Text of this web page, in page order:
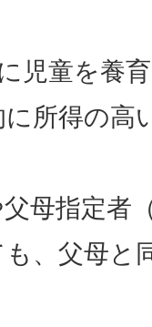
児童を養
所得の高
母指定者
、父母と